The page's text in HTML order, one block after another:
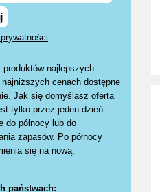
produktów najlepszych
cenach dostępne
Jak się domyślasz oferta
tylko przez jeden dzień -
do północy lub do
zapasów. Po północy
się na nową.
państwach: